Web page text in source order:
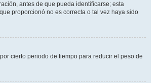
antes de que pueda identificarse; esta
proporcionó no es correcta o tal vez haya sido
cierto periodo de tiempo para reducir el peso de